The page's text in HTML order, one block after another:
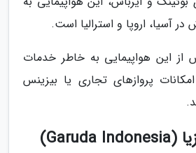
آسیا، اروپا و استرالیا است.
از این هواپیمایی به خاطر خدمات
پروازهای تجاری یا بیزینس